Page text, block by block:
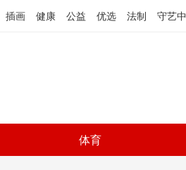
插画 健康 公益 优选 法制 守艺
体育